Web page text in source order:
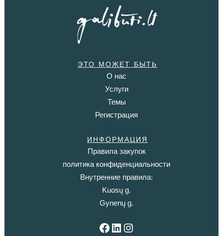
ЭТО МОЖЕТ БЫТЬ
О нас
Услуги
Темы
Регистрация
ИНФОРМАЦИЯ
Правила закупок
политика конфиденциальности
Внутренние правила:
Kuosų g.
Gynenų g.
Facebook
LinkedIn
Instagram